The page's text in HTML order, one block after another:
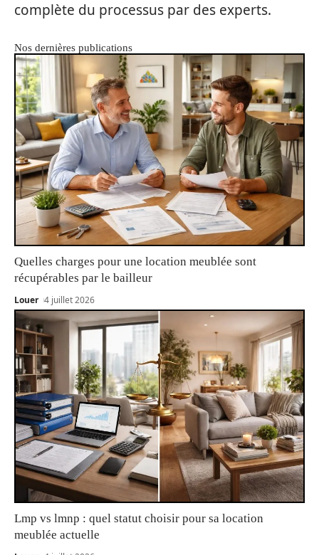
complète du processus par des experts.
Nos dernières publications
Quelles charges pour une location meublée sont
récupérables par le bailleur
Louer 4 juillet 2026
Lmp vs lmnp : quel statut choisir pour sa location
meublée actuelle